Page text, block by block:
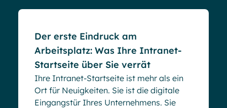
Der erste Eindruck am
Arbeitsplatz: Was Ihre Intranet-
Startseite über Sie verrät
Ihre Intranet-Startseite ist mehr als ein
Ort für Neuigkeiten. Sie ist die digitale
Eingangstür Ihres Unternehmens. Sie